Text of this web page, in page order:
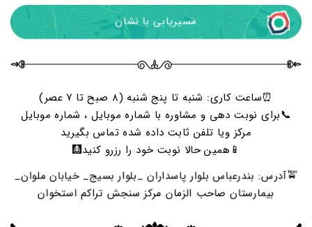
مسیریابی با نشان
⏰ساعت کاری: شنبه تا پنج شنبه (۸ صبح تا ۷ عصر)
📞برای نوبت دهی و مشاوره با شماره موبایل ، شماره موبایل
مرکز ویا تلفن ثابت داده شده تماس بگیرید
📱همین حالا نوبت خود را رزرو کنید🩻
🚖آدرس: بندرعباس بلوار پاسداران _بلوار بسیج_ خیابان ملوان_
بیمارستان صاحب الزمان مرکز سنجش تراکم استخوان